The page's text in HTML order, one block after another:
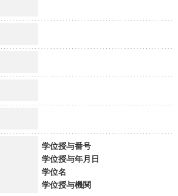
学位授与番号
学位授与年月日
学位名
学位授与機関